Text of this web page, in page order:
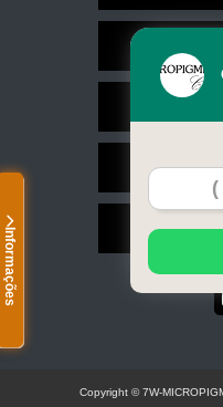
Informações
Copyright © 7W-